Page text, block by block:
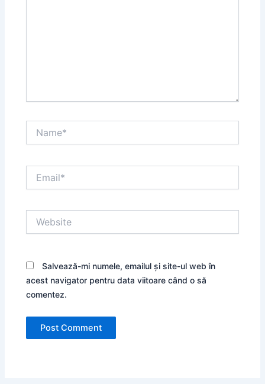
Salvează-mi numele, emailul și site-ul web în
acest navigator pentru data viitoare când o să
comentez.